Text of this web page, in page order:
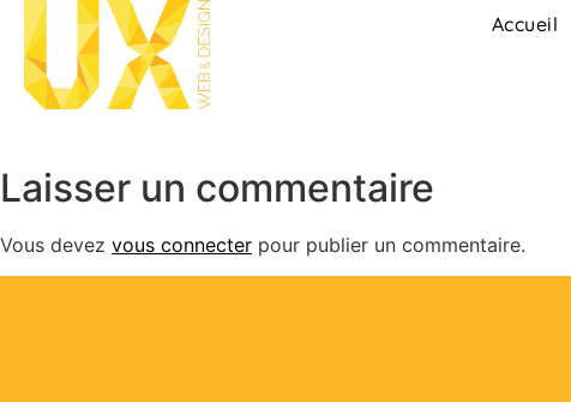
Accueil
Laisser un commentaire
Vous devez vous connecter pour publier un commentaire.